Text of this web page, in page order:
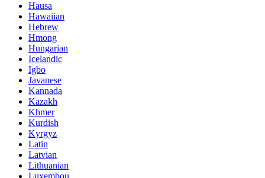
Hausa
Hawaiian
Hebrew
Hmong
Hungarian
Icelandic
Igbo
Javanese
Kannada
Kazakh
Khmer
Kurdish
Kyrgyz
Latin
Latvian
Lithuanian
Luxembou..